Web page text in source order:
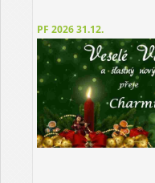
PF 202631.12.